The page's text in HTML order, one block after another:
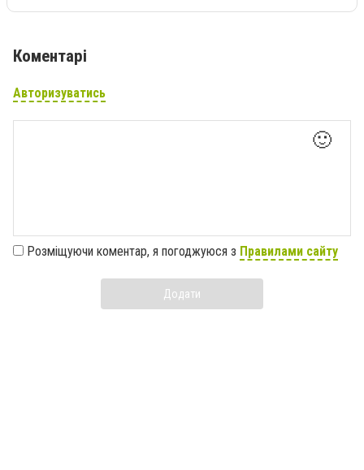
Коментарі
Авторизуватись
🙂
Розміщуючи коментар, я погоджуюся з Правилами сайту
Додати